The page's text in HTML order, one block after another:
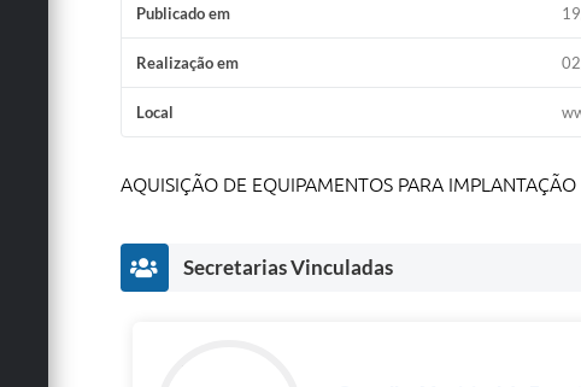
Publicado em
Realização em
Local
AQUISIÇÃO DE EQUIPAMENTOS PARA
Secretarias Vinculadas